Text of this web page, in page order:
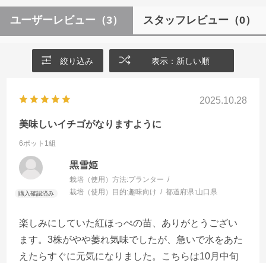
ユーザーレビュー （3） スタッフレビュー （0）
絞り込み 表示：新しい順
2025.10.28
美味しいイチゴがなりますように
6ポット1組
黒雪姫
栽培（使用）方法:プランター
栽培（使用）目的:趣味向け 都道府県:山口県
楽しみにしていた紅ほっぺの苗、ありがとうござい
ます。3株がやや萎れ気味でしたが、急いで水をあた
えたらすぐに元気になりました。こちらは10月中旬